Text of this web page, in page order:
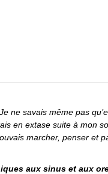
ne savais même pas
en extase suite à mon
marcher, penser et
aux sinus et aux